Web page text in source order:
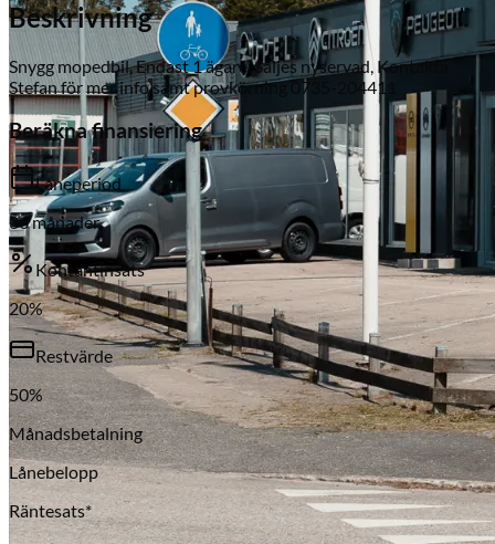
Serviceverkstad
Beskrivning
Snygg mopedbil, Endast 1 ägare. Säljes nyservad, Kontakta
Stefan för mer info samt provkörning 0735-204411
Beräkna finansiering
Låneperiod
36månader
Kontantinsats
20%
Restvärde
50%
Månadsbetalning
Lånebelopp
Räntesats*